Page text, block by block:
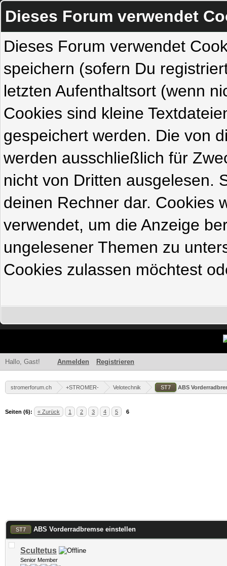
Dieses Forum verwendet
Dieses Forum verwendet
speichern (sofern Du
letzten Aufenthaltsort (wenn
Cookies sind kleine
gespeichert werden. Die von
werden ausschließlich für
nicht von Dritten ausgelesen.
deinen Rechner dar. Cookies
verwendet, um die Anzeige
ungelesener Themen zu
Cookies zulassen möchtest
Hallo, Gast! Anmelden Registrieren
stromerforum.ch +STROMER- Velotechnik ST7 ABS
Seiten (6): « Zurück 1 2 3 4 5 6
ST7 ABS Vorderradbremse einstellen
Scultetus
Senior Member